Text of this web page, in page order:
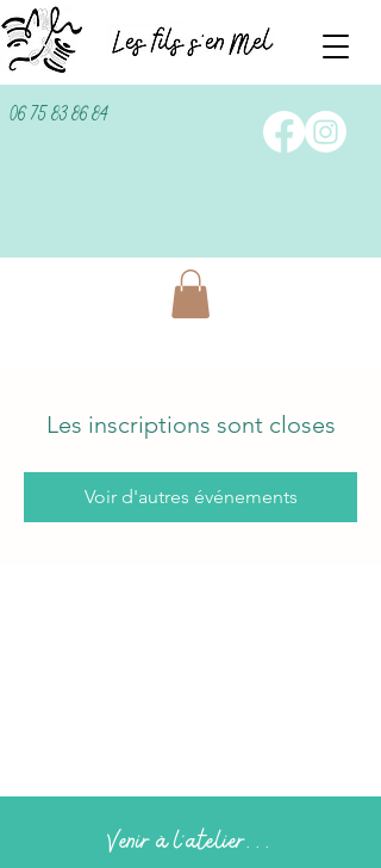
06 75 83 86 84
Les inscriptions sont closes
Voir d'autres événements
Venir à l'atelier...